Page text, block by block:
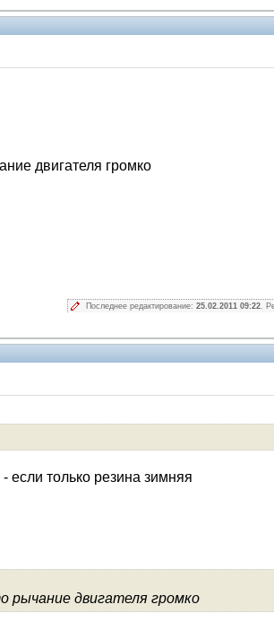
двигателя громко
Последнее редактирование: 25.02.2011 09:22.
если только резина зимняя
рычание двигателя громко